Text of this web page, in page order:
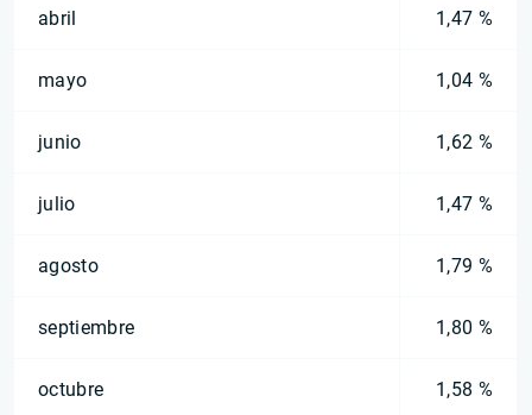
abril 1,47 %
mayo 1,04 %
junio 1,62 %
julio 1,47 %
agosto 1,79 %
septiembre 1,80 %
octubre 1,58 %